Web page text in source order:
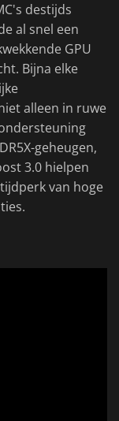
destijds
al snel een
GPU
Bijna elke
alleen in ruwe
geheugen,
3.0 hielpen
van hoge